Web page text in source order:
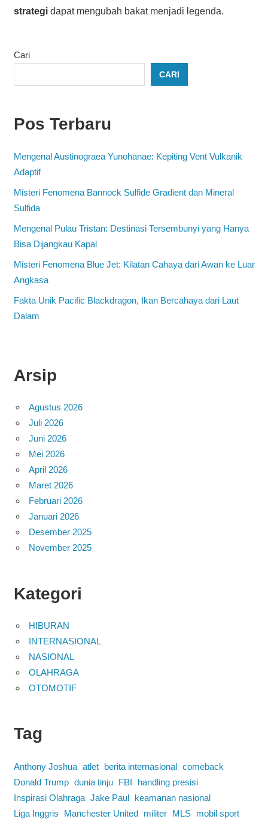
strategidapat mengubah bakat menjadi legenda.
Cari
CARI
Pos Terbaru
Mengenal Austinograea Yunohanae: Kepiting Vent Vulkanik
Adaptif
Misteri Fenomena Bannock Sulfide Gradient dan Mineral
Sulfida
Mengenal Pulau Tristan: Destinasi Tersembunyi yang Hanya
Bisa Dijangkau Kapal
Misteri Fenomena Blue Jet: Kilatan Cahaya dari Awan ke Luar
Angkasa
Fakta Unik Pacific Blackdragon, Ikan Bercahaya dari Laut
Dalam
Arsip
Agustus 2026
Juli 2026
Juni 2026
Mei 2026
April 2026
Maret 2026
Februari 2026
Januari 2026
Desember 2025
November 2025
Kategori
HIBURAN
INTERNASIONAL
NASIONAL
OLAHRAGA
OTOMOTIF
Tag
Anthony Joshua atlet berita internasional comeback
Donald Trump dunia tinju FBI
handling presisi
Inspirasi Olahraga Jake Paul
keamanan nasional
Liga Inggris
Manchester United militer MLS mobil sport